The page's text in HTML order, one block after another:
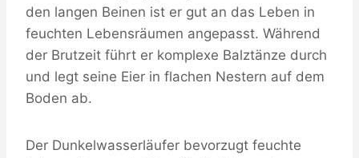
den langen Beinen ist er gut an das Leben in
feuchten Lebensräumen angepasst. Während
der Brutzeit führt er komplexe Balztänze durch
und legt seine Eier in flachen Nestern auf dem
Boden ab.
Der Dunkelwasserläufer bevorzugt feuchte